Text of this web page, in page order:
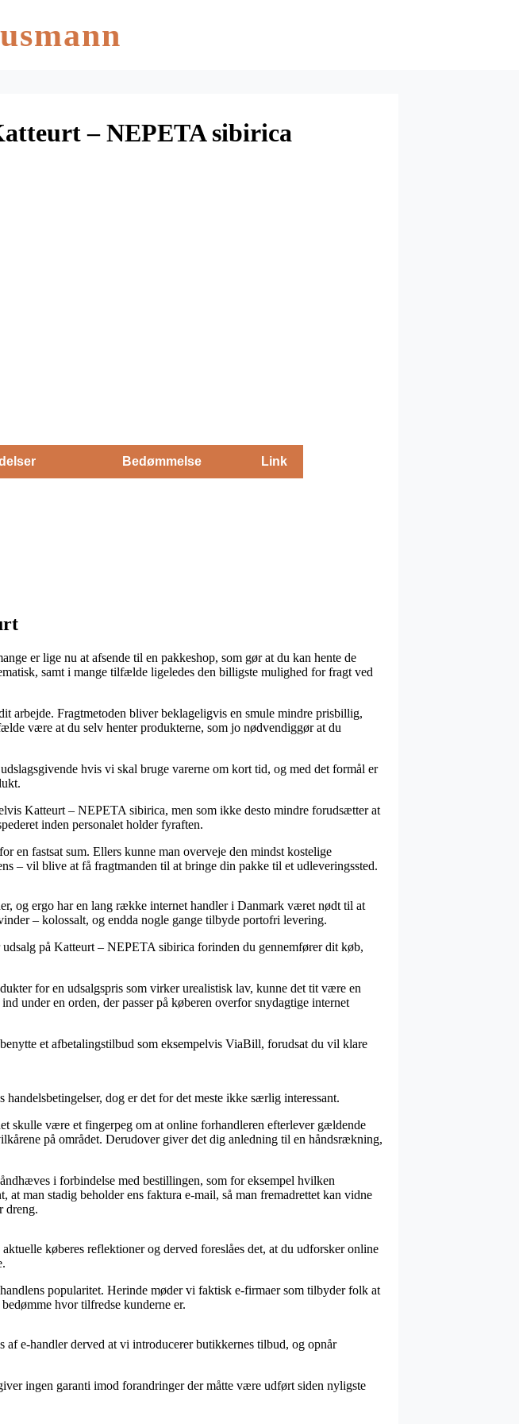
– NEPETA sibirica
Bedømmelse Link
er lige nu at afsende til en pakkeshop, som gør at du kan hente de
samt i mange tilfælde ligeledes den billigste mulighed for fragt ved
arbejde. Fragtmetoden bliver beklageligvis en smule mindre prisbillig,
være at du selv henter produkterne, som jo nødvendiggør at du
hvis vi skal bruge varerne om kort tid, og med det formål er
Katteurt – NEPETA sibirica, men som ikke desto mindre forudsætter at
inden personalet holder fyraften.
en fastsat sum. Ellers kunne man overveje den mindst kostelige
– vil blive at få fragtmanden til at bringe din pakke til et udleveringssted.
og ergo har en lang række internet handler i Danmark været nødt til at
– kolossalt, og endda nogle gange tilbyde portofri levering.
på Katteurt – NEPETA sibirica forinden du gennemfører dit køb,
for en udsalgspris som virker urealistisk lav, kunne det tit være en
under en orden, der passer på køberen overfor snydagtige internet
et afbetalingstilbud som eksempelvis ViaBill, forudsat du vil klare
dog er det for det meste ikke særlig interessant.
skulle være et fingerpeg om at online forhandleren efterlever gældende
på området. Derudover giver det dig anledning til en håndsrækning,
i forbindelse med bestillingen, som for eksempel hvilken
man stadig beholder ens faktura e-mail, så man fremadrettet kan vidne
dreng.
køberes reflektioner og derved foreslåes det, at du udforsker online
popularitet. Herinde møder vi faktisk e-firmaer som tilbyder folk at
hvor tilfredse kunderne er.
af e-handler derved at vi introducerer butikkernes tilbud, og opnår
ingen garanti imod forandringer der måtte være udført siden nyligste